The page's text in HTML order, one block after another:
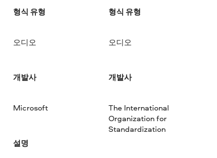
형식 유형
오디오
개발사
Microsoft
설명
형식 유형
오디오
개발사
The International
Organization for
Standardization